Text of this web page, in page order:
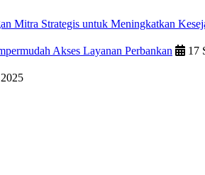
Mitra Strategis untuk Meningkatkan
Akses Layanan Perbankan 17